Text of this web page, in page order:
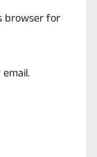
browser for